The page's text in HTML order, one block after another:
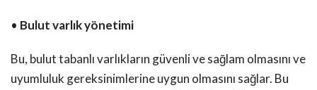
• Bulut varlık yönetimi
Bu, bulut tabanlı varlıkların güvenli ve sağlam olmasını ve
uyumluluk gereksinimlerine uygun olmasını sağlar. Bu